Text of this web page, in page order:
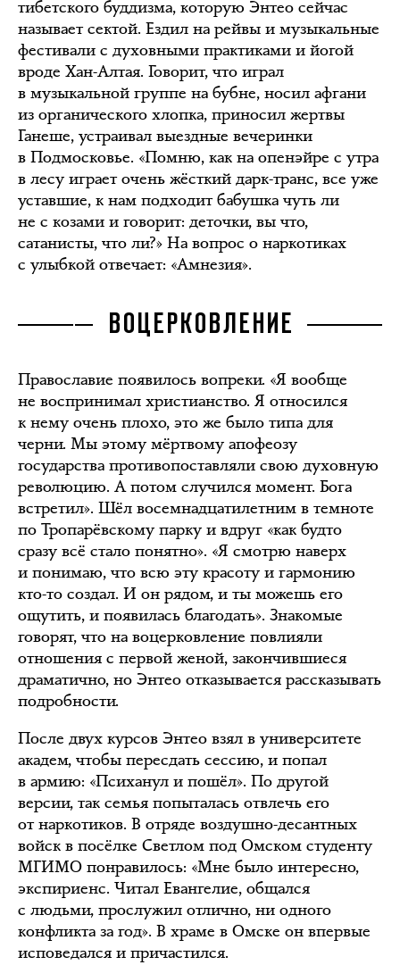
тибетского буддизма, которую Энтео сейчас
называет сектой. Ездил на рейвы и музыкальные
фестивали с духовными практиками и йогой
вроде Хан-Алтая. Говорит, что играл
в музыкальной группе на бубне, носил афгани
из органического хлопка, приносил жертвы
Ганеше, устраивал выездные вечеринки
в Подмосковье. «Помню, как на опенэйре с утра
в лесу играет очень жёсткий дарк-транс, все уже
уставшие, к нам подходит бабушка чуть ли
не с козами и говорит: деточки, вы что,
сатанисты, что ли?» На вопрос о наркотиках
с улыбкой отвечает: «Амнезия».
ВОЦЕРКОВЛЕНИЕ
Православие появилось вопреки. «Я вообще
не воспринимал христианство. Я относился
к нему очень плохо, это же было типа для
черни. Мы этому мёртвому апофеозу
государства противопоставляли свою духовную
революцию. А потом случился момент. Бога
встретил». Шёл восемнадцатилетним в темноте
по Тропарёвскому парку и вдруг «как будто
сразу всё стало понятно». «Я смотрю наверх
и понимаю, что всю эту красоту и гармонию
кто-то создал. И он рядом, и ты можешь его
ощутить, и появилась благодать». Знакомые
говорят, что на воцерковление повлияли
отношения с первой женой, закончившиеся
драматично, но Энтео отказывается рассказывать
подробности.
После двух курсов Энтео взял в университете
академ, чтобы пересдать сессию, и попал
в армию: «Психанул и пошёл». По другой
версии, так семья попыталась отвлечь его
от наркотиков. В отряде воздушно-десантных
войск в посёлке Светлом под Омском студенту
МГИМО понравилось: «Мне было интересно,
экспириенс. Читал Евангелие, общался
с людьми, прослужил отлично, ни одного
конфликта за год». В храме в Омске он впервые
исповедался и причастился.